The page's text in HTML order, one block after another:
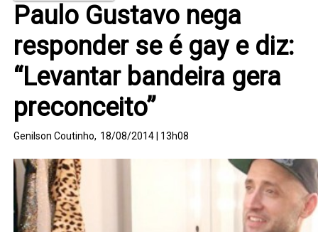
Paulo Gustavo nega
responder se é gay e diz:
“Levantar bandeira gera
preconceito”
Genilson Coutinho, 18/08/2014 | 13h08